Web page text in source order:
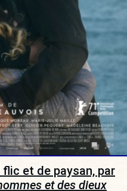
et de paysan, par
et des dieux